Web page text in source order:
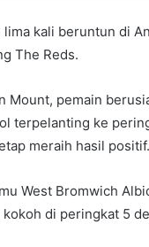
lima kali beruntun di
The Reds.
Mount, pemain
terpelanting ke
meraih hasil positif.
West Bromwich
di peringkat 5